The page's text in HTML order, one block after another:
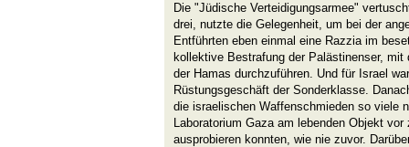
Die "Jüdische Verteidigungsarmee"
drei, nutzte die Gelegenheit, um bei der
Entführten eben einmal eine Razzia im
kollektive Bestrafung der Palästinenser,
der Hamas durchzuführen. Und für Israel
Rüstungsgeschäft der Sonderklasse.
die israelischen Waffenschmieden so viele
Laboratorium Gaza am lebenden Objekt
ausprobieren konnten, wie nie zuvor.